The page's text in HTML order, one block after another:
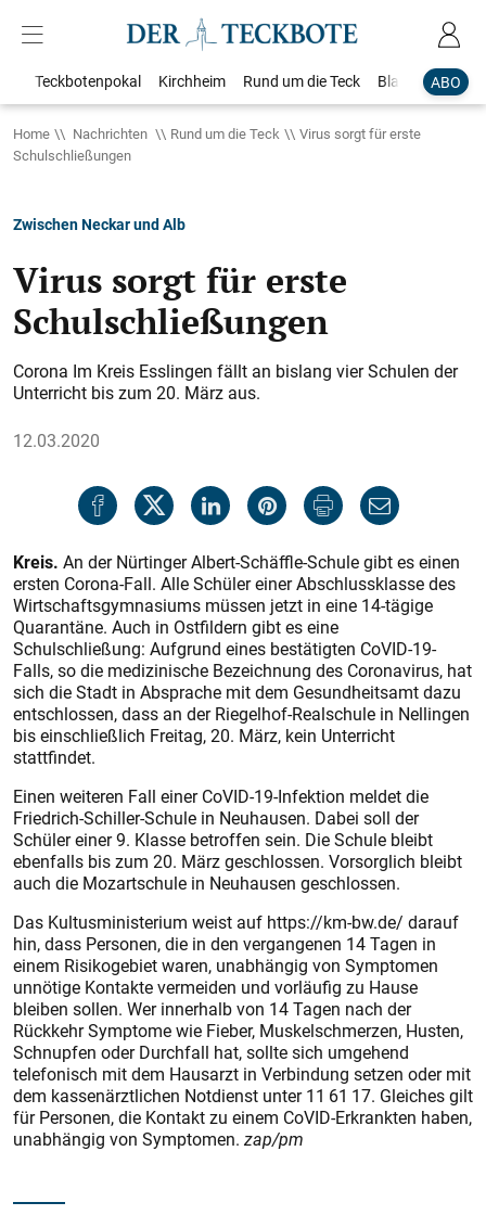
ABO
Teckbotenpokal Kirchheim Rund um die Teck Blaulicht
Home Nachrichten Rund um die Teck
Virus sorgt für erste
Schulschließungen
Zwischen Neckar und Alb
Virus sorgt für erste
Schulschließungen
Corona Im Kreis Esslingen fällt an bislang vier Schulen der
Unterricht bis zum 20. März aus.
12.03.2020
Kreis. An der Nürtinger Albert-Schäffle-Schule gibt es einen
ersten Corona-Fall. Alle Schüler einer Abschlussklasse des
Wirtschaftsgymnasiums müssen jetzt in eine 14-tägige
Quarantäne. Auch in Ostfildern gibt es eine
Schulschließung: Aufgrund eines bestätigten CoVID-19-
Falls, so die medizinische Bezeichnung des Coronavirus, hat
sich die Stadt in Absprache mit dem Gesundheitsamt dazu
entschlossen, dass an der Riegelhof-Realschule in Nellingen
bis einschließlich Freitag, 20. März, kein Unterricht
stattfindet.
Einen weiteren Fall einer CoVID-19-Infektion meldet die
Friedrich-Schiller-Schule in Neuhausen. Dabei soll der
Schüler einer 9. Klasse betroffen sein. Die Schule bleibt
ebenfalls bis zum 20. März geschlossen. Vorsorglich bleibt
auch die Mozartschule in Neuhausen geschlossen.
Das Kultusministerium weist auf https://km-bw.de/ darauf
hin, dass Personen, die in den vergangenen 14 Tagen in
einem Risikogebiet waren, unabhängig von Symptomen
unnötige Kontakte vermeiden und vorläufig zu Hause
bleiben sollen. Wer innerhalb von 14 Tagen nach der
Rückkehr Symptome wie Fieber, Muskelschmerzen, Husten,
Schnupfen oder Durchfall hat, sollte sich umgehend
telefonisch mit dem Hausarzt in Verbindung setzen oder mit
dem kassenärztlichen Notdienst unter 11 61 17. Gleiches gilt
für Personen, die Kontakt zu einem CoVID-Erkrankten haben,
unabhängig von Symptomen. zap/pm